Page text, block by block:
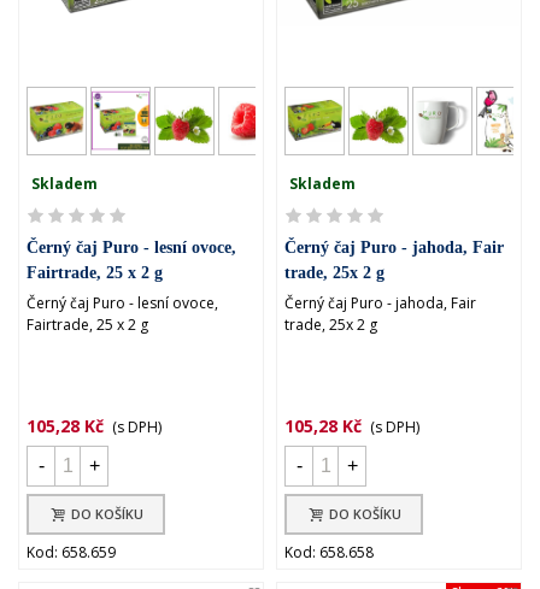
Skladem
Černý čaj Puro - lesní ovoce,
Fairtrade, 25 x 2 g
Černý čaj Puro - lesní ovoce,
Fairtrade, 25 x 2 g
105,28 Kč (s DPH)
-
+
DO KOŠÍKU
Kod: 658.659
Skladem
Černý čaj Puro - jahoda, Fair
trade, 25x 2 g
Černý čaj Puro - jahoda, Fair
trade, 25x 2 g
105,28 Kč (s DPH)
-
+
DO KOŠÍKU
Kod: 658.658